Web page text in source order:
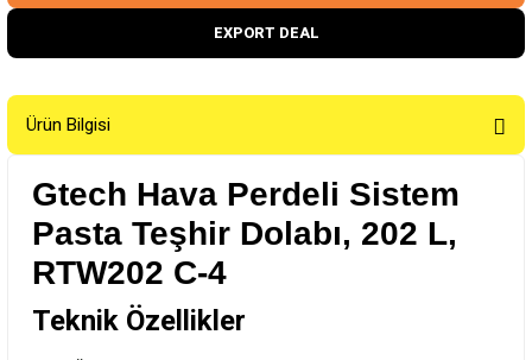
EXPORT DEAL
Ürün Bilgisi
Gtech Hava Perdeli Sistem
Pasta Teşhir Dolabı, 202 L,
RTW202 C-4
Teknik Özellikler